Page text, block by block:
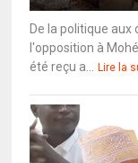
De la politique
l'opposition à
été reçu a...
Lire la